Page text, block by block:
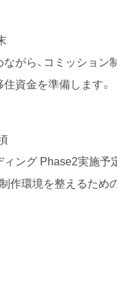
がら、コミッション
資金を準備します。
ング Phase2実施予
作環境を整えるため